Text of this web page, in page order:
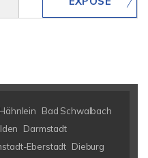
Bad Schwalbach
Darmstadt
Eberstadt Dieburg